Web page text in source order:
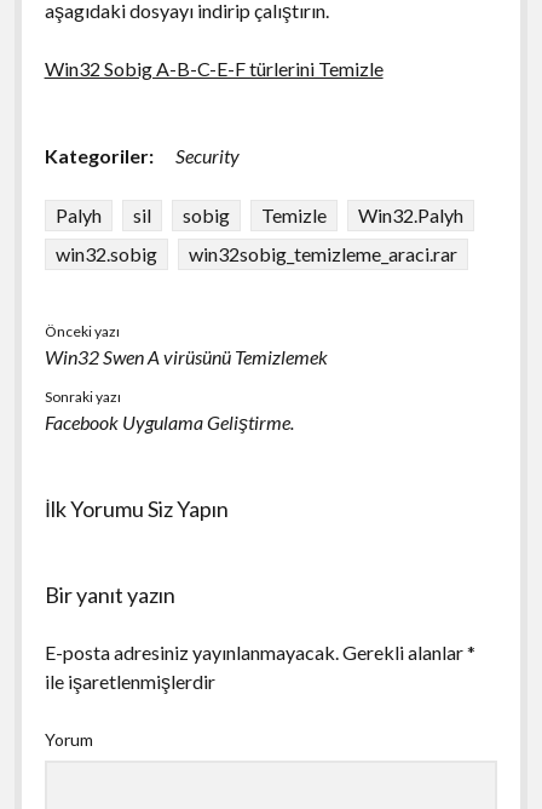
aşagıdaki dosyayı indirip çalıştırın.
Win32 Sobig A-B-C-E-F türlerini Temizle
Kategoriler: Security
Palyh sil sobig Temizle
Win32.Palyh
win32.sobig
win32sobig_temizleme_araci.rar
Önceki yazı
Win32 Swen A virüsünü Temizlemek
Sonraki yazı
Facebook Uygulama Geliştirme.
İlk Yorumu Siz Yapın
Bir yanıt yazın
E-posta adresiniz yayınlanmayacak.Gerekli alanlar*
ile işaretlenmişlerdir
Yorum